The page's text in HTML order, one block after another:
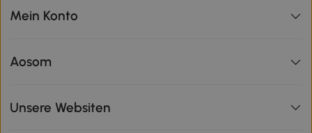
Mein Konto
Aosom
Unsere Websiten